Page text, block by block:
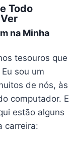
Todo
na Minha
tesouros que
sou um
de nós, às
computador. E
estão alguns
carreira: